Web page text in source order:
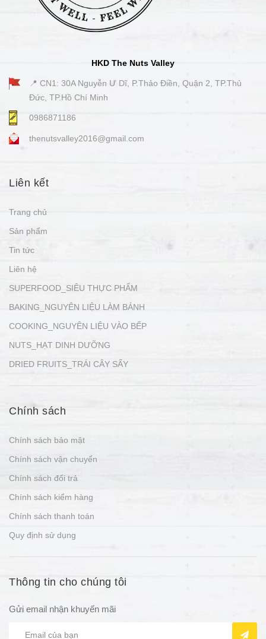
HKD The Nuts Valley
📍 CN1: 30A Nguyễn Ư Dĩ, P.Thảo Điền, Quận 2, TP.Thủ
Đức, TP.Hồ Chí Minh
0986871186
thenutsvalley2016@gmail.com
Liên kết
Trang chủ
Sản phẩm
Tin tức
Liên hệ
SUPERFOOD_SIÊU THỰC PHẨM
BAKING_NGUYÊN LIỆU LÀM BÁNH
COOKING_NGUYÊN LIỆU VÀO BẾP
NUTS_HẠT DINH DƯỠNG
DRIED FRUITS_TRÁI CÂY SẤY
Chính sách
Chính sách bảo mật
Chính sách vận chuyển
Chính sách đổi trả
Chính sách kiểm hàng
Chính sách thanh toán
Quy định sử dụng
Thông tin cho chúng tôi
Gửi email nhận khuyến mãi